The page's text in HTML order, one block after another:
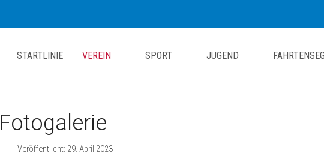
STARTLINIE VEREIN SPORT JUGEND
Fotogalerie
Veröffentlicht: 29. April 2023